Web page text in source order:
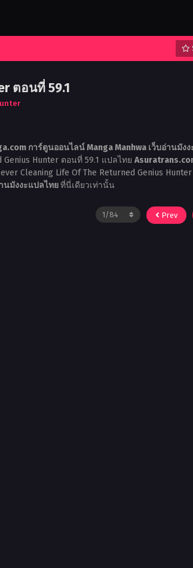
ตอนที่ 59.1
การ์ตูนออนไลน์ Manga Manhwa เว็บอ่านมัง
Hunter ตอนที่ 59.1 แปลไทย
Cleaning Life Of The Returned Genius Hunter
นมังงะแปลไทยที่นี่เดียวเท่านั้น
Prev